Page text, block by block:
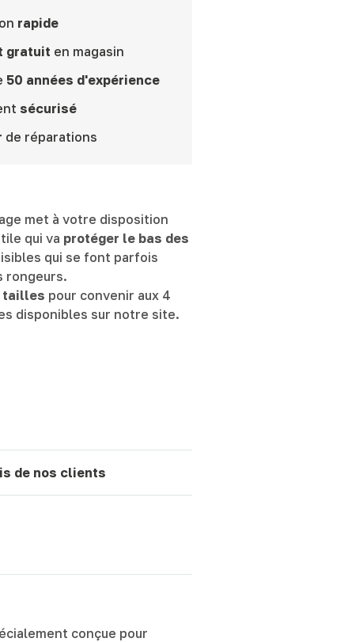
rapide
gratuit en magasin
50 années d'expérience
sécurisé
de réparations
met à votre disposition
qui va protéger le bas des
qui se font parfois
rongeurs.
tailles pour convenir aux 4
disponibles sur notre site.
de nos clients
conçue pour